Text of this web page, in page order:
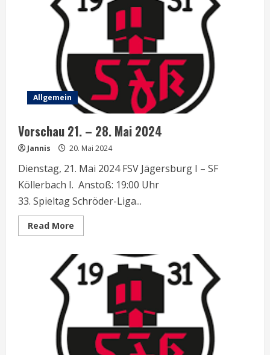
4.
Allgemein
Vorschau 21. – 28. Mai 2024
Jannis 20. Mai 2024
Dienstag, 21. Mai 2024 FSV Jägersburg I – SF
Köllerbach I. Anstoß: 19:00 Uhr
33. Spieltag Schröder-Liga...
Read More
more
21.
–
Mai